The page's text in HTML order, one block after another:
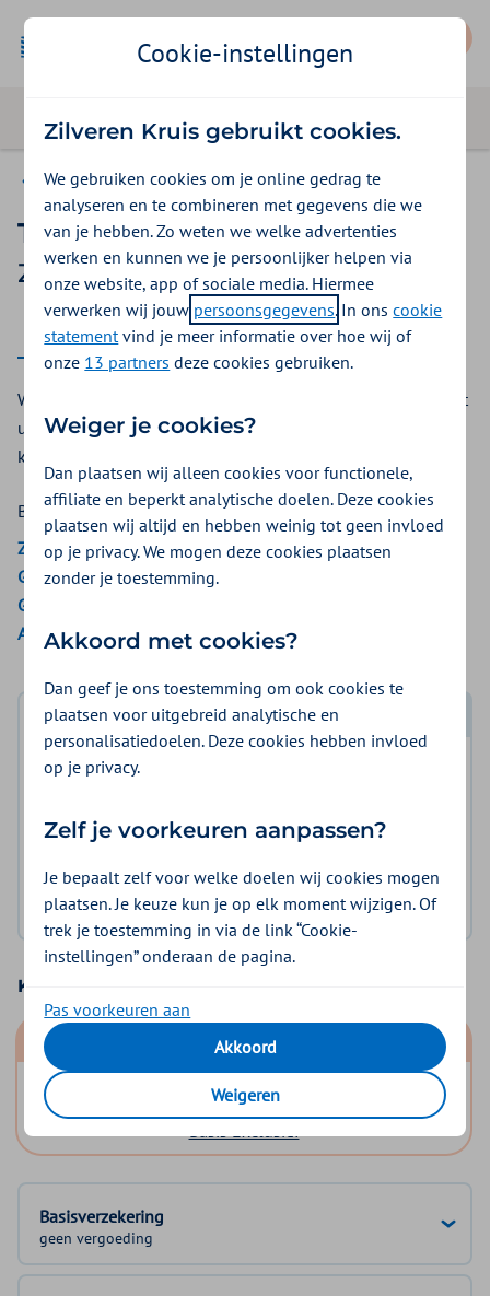
Basis Start
Thuiszorg naast kraamzorg
Zilveren Kruis vergoeding 2026
2026
Wilt u thuiszorg naast uw kraamzorg? Bij Zilveren Kruis kunt
u mogelijk een vergoeding voor thuiszorg naast kraamzorg
krijgen via uw collectieve verzekering.
Bekijk de vergoedingen van:
ZieZo
Gemeenten Optimaal
Gemeente Amsterdam
Aon Vitaal
Log in met DigiD
Log in en bekijk welke vergoeding en voorwaarden
Geen DigiD?Vraag aan
Kies uw basisverzekering
Basis Start
Basis Zeker
Basis Exclusief
Basisverzekering
geen vergoeding
Cookie-instellingen
Zilveren Kruis gebruikt cookies.
We gebruiken cookies om je online gedrag te
analyseren en te combineren met gegevens die we
van je hebben. Zo weten we welke advertenties
werken en kunnen we je persoonlijker helpen via
onze website, app of sociale media. Hiermee
verwerken wij jouw persoonsgegevens. In onscookie
statementvind je meer informatie over hoe wij of
onze 13 partners deze cookies gebruiken.
Weiger je cookies?
Dan plaatsen wij alleen cookies voor functionele,
affiliate en beperkt analytische doelen. Deze cookies
plaatsen wij altijd en hebben weinig tot geen invloed
op je privacy. We mogen deze cookies plaatsen
zonder je toestemming.
Akkoord met cookies?
Dan geef je ons toestemming om ook cookies te
plaatsen voor uitgebreid analytische en
personalisatiedoelen. Deze cookies hebben invloed
op je privacy.
Zelf je voorkeuren aanpassen?
Je bepaalt zelf voor welke doelen wij cookies mogen
plaatsen. Je keuze kun je op elk moment wijzigen. Of
trek je toestemming in via de link “Cookie-
instellingen” onderaan de pagina.
Pas voorkeuren aan
Akkoord
Weigeren